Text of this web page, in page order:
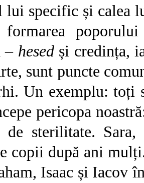
lui specific și calea
– hesedși credința,
sunt puncte
Un exemplu: toți
pericopa
de sterilitate.
copii după ani
Isaac și Iacov